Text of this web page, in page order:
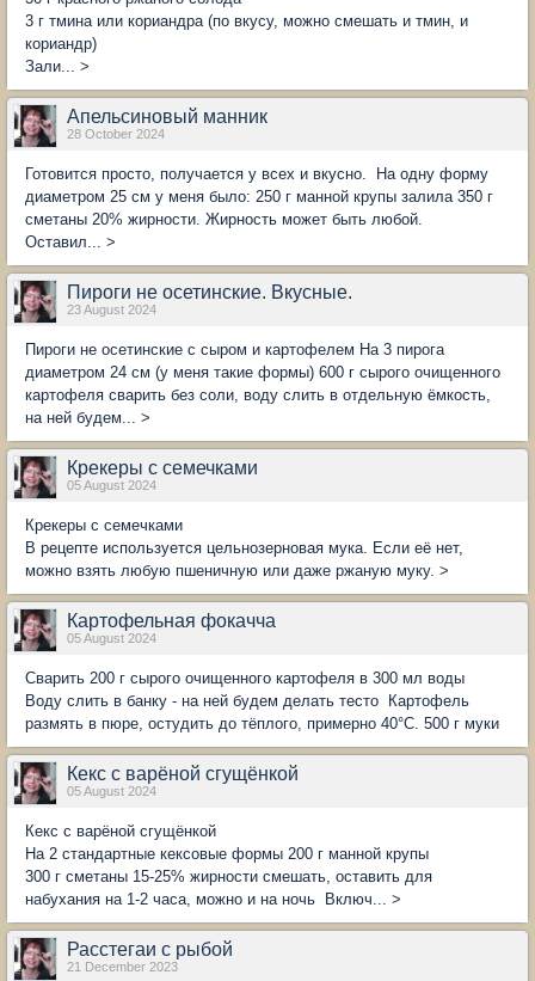
3 г тмина или кориандра (по вкусу, можно смешать и тмин, и
кориандр)
Зали... >
Апельсиновый манник
28 October 2024
Готовится просто, получается у всех и вкусно. На одну форму
диаметром 25 см у меня было: 250 г манной крупы залила 350 г
сметаны 20% жирности. Жирность может быть любой.
Оставил... >
Пироги не осетинские. Вкусные.
23 August 2024
Пироги не осетинские с сыром и картофелем На 3 пирога
диаметром 24 см (у меня такие формы) 600 г сырого очищенного
картофеля сварить без соли, воду слить в отдельную ёмкость,
на ней будем... >
Крекеры с семечками
05 August 2024
Крекеры с семечками
В рецепте используется цельнозерновая мука. Если её нет,
можно взять любую пшеничную или даже ржаную муку. >
Картофельная фокачча
05 August 2024
Сварить 200 г сырого очищенного картофеля в 300 мл воды
Воду слить в банку - на ней будем делать тесто Картофель
размять в пюре, остудить до тёплого, примерно 40°С. 500 г муки
Кекс с варёной сгущёнкой
05 August 2024
Кекс с варёной сгущёнкой
На 2 стандартные кексовые формы 200 г манной крупы
300 г сметаны 15-25% жирности смешать, оставить для
набухания на 1-2 часа, можно и на ночь Включ... >
Расстегаи с рыбой
21 December 2023